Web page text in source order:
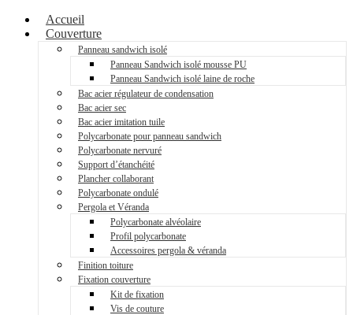
Accueil
Couverture
Panneau sandwich isolé
Panneau Sandwich isolé mousse PU
Panneau Sandwich isolé laine de roche
Bac acier régulateur de condensation
Bac acier sec
Bac acier imitation tuile
Polycarbonate pour panneau sandwich
Polycarbonate nervuré
Support d’étanchéité
Plancher collaborant
Polycarbonate ondulé
Pergola et Véranda
Polycarbonate alvéolaire
Profil polycarbonate
Accessoires pergola & véranda
Finition toiture
Fixation couverture
Kit de fixation
Vis de couture